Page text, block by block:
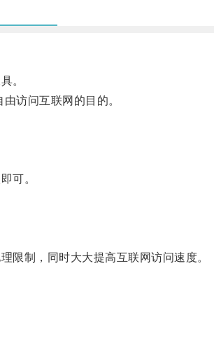
。
访问互联网的目的。
可。
制，同时大大提高互联网访问速度。